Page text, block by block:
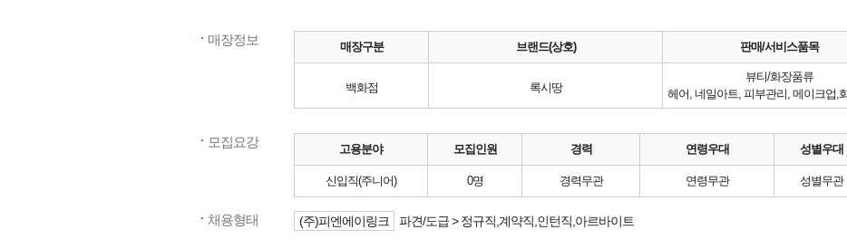
매장정보 매장구분 브랜드(상호) 판매/서비스품목
백화점 록시땅
뷰티/화장품류
모집요강 고용분야 모집인원 경력 연령우대 성별우대
신입직(주니어) 0명 경력무관 연령무관 성별무관
채용형태 (주)피엔에이링크 파견/도급 > 정규직,계약직,인턴직,아르바이트